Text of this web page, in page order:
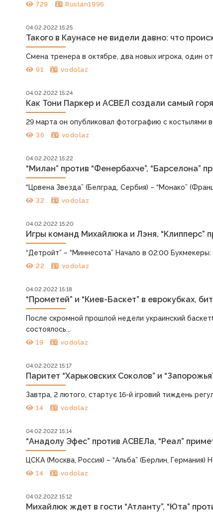
729 Ruslan1996
04.02.2022 15:25
Такого в Каунасе не видели давно: что
Смена тренера в октябре, два новых игрока, один
91 vodolaz
04.02.2022 15:24
Как Тони Паркер и АСВЕЛ создали самый
29 марта он опубликовал фотографию с костылями
36 vodolaz
04.02.2022 15:22
“Милан” против “Фенербахче”, “Барселона”
“Црвена Звезда” (Белград, Сербия) – “Монако”
32 vodolaz
04.02.2022 15:20
Игры команд Михайлюка и Лэня, “Клипперс”
“Детройт” – “Миннесота” Начало в 02:00
22 vodolaz
04.02.2022 15:18
“Прометей” и “Киев-Баскет” в еврокубках,
После скромной прошлой недели украинский
состоялось...
19 vodolaz
04.02.2022 15:17
Паритет “Харьковских Соколов” и
Завтра, 2 лютого, стартує 16-й ігровий тиждень
14 vodolaz
04.02.2022 15:14
“Анадолу Эфес” против АСВЕЛа, “Реал”
ЦСКА (Москва, Россия) – “Альба” (Берлин, Германия)
14 vodolaz
04.02.2022 15:12
Михайлюк ждет в гости “Атланту”, “Юта”